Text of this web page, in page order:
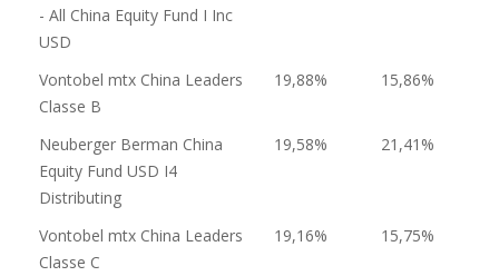
- All China Equity Fund I Inc
USD
Vontobel mtx China Leaders
Classe B
19,88% 15,86%
Neuberger Berman China
Equity Fund USD I4
Distributing
19,58% 21,41%
Vontobel mtx China Leaders
Classe C
19,16% 15,75%